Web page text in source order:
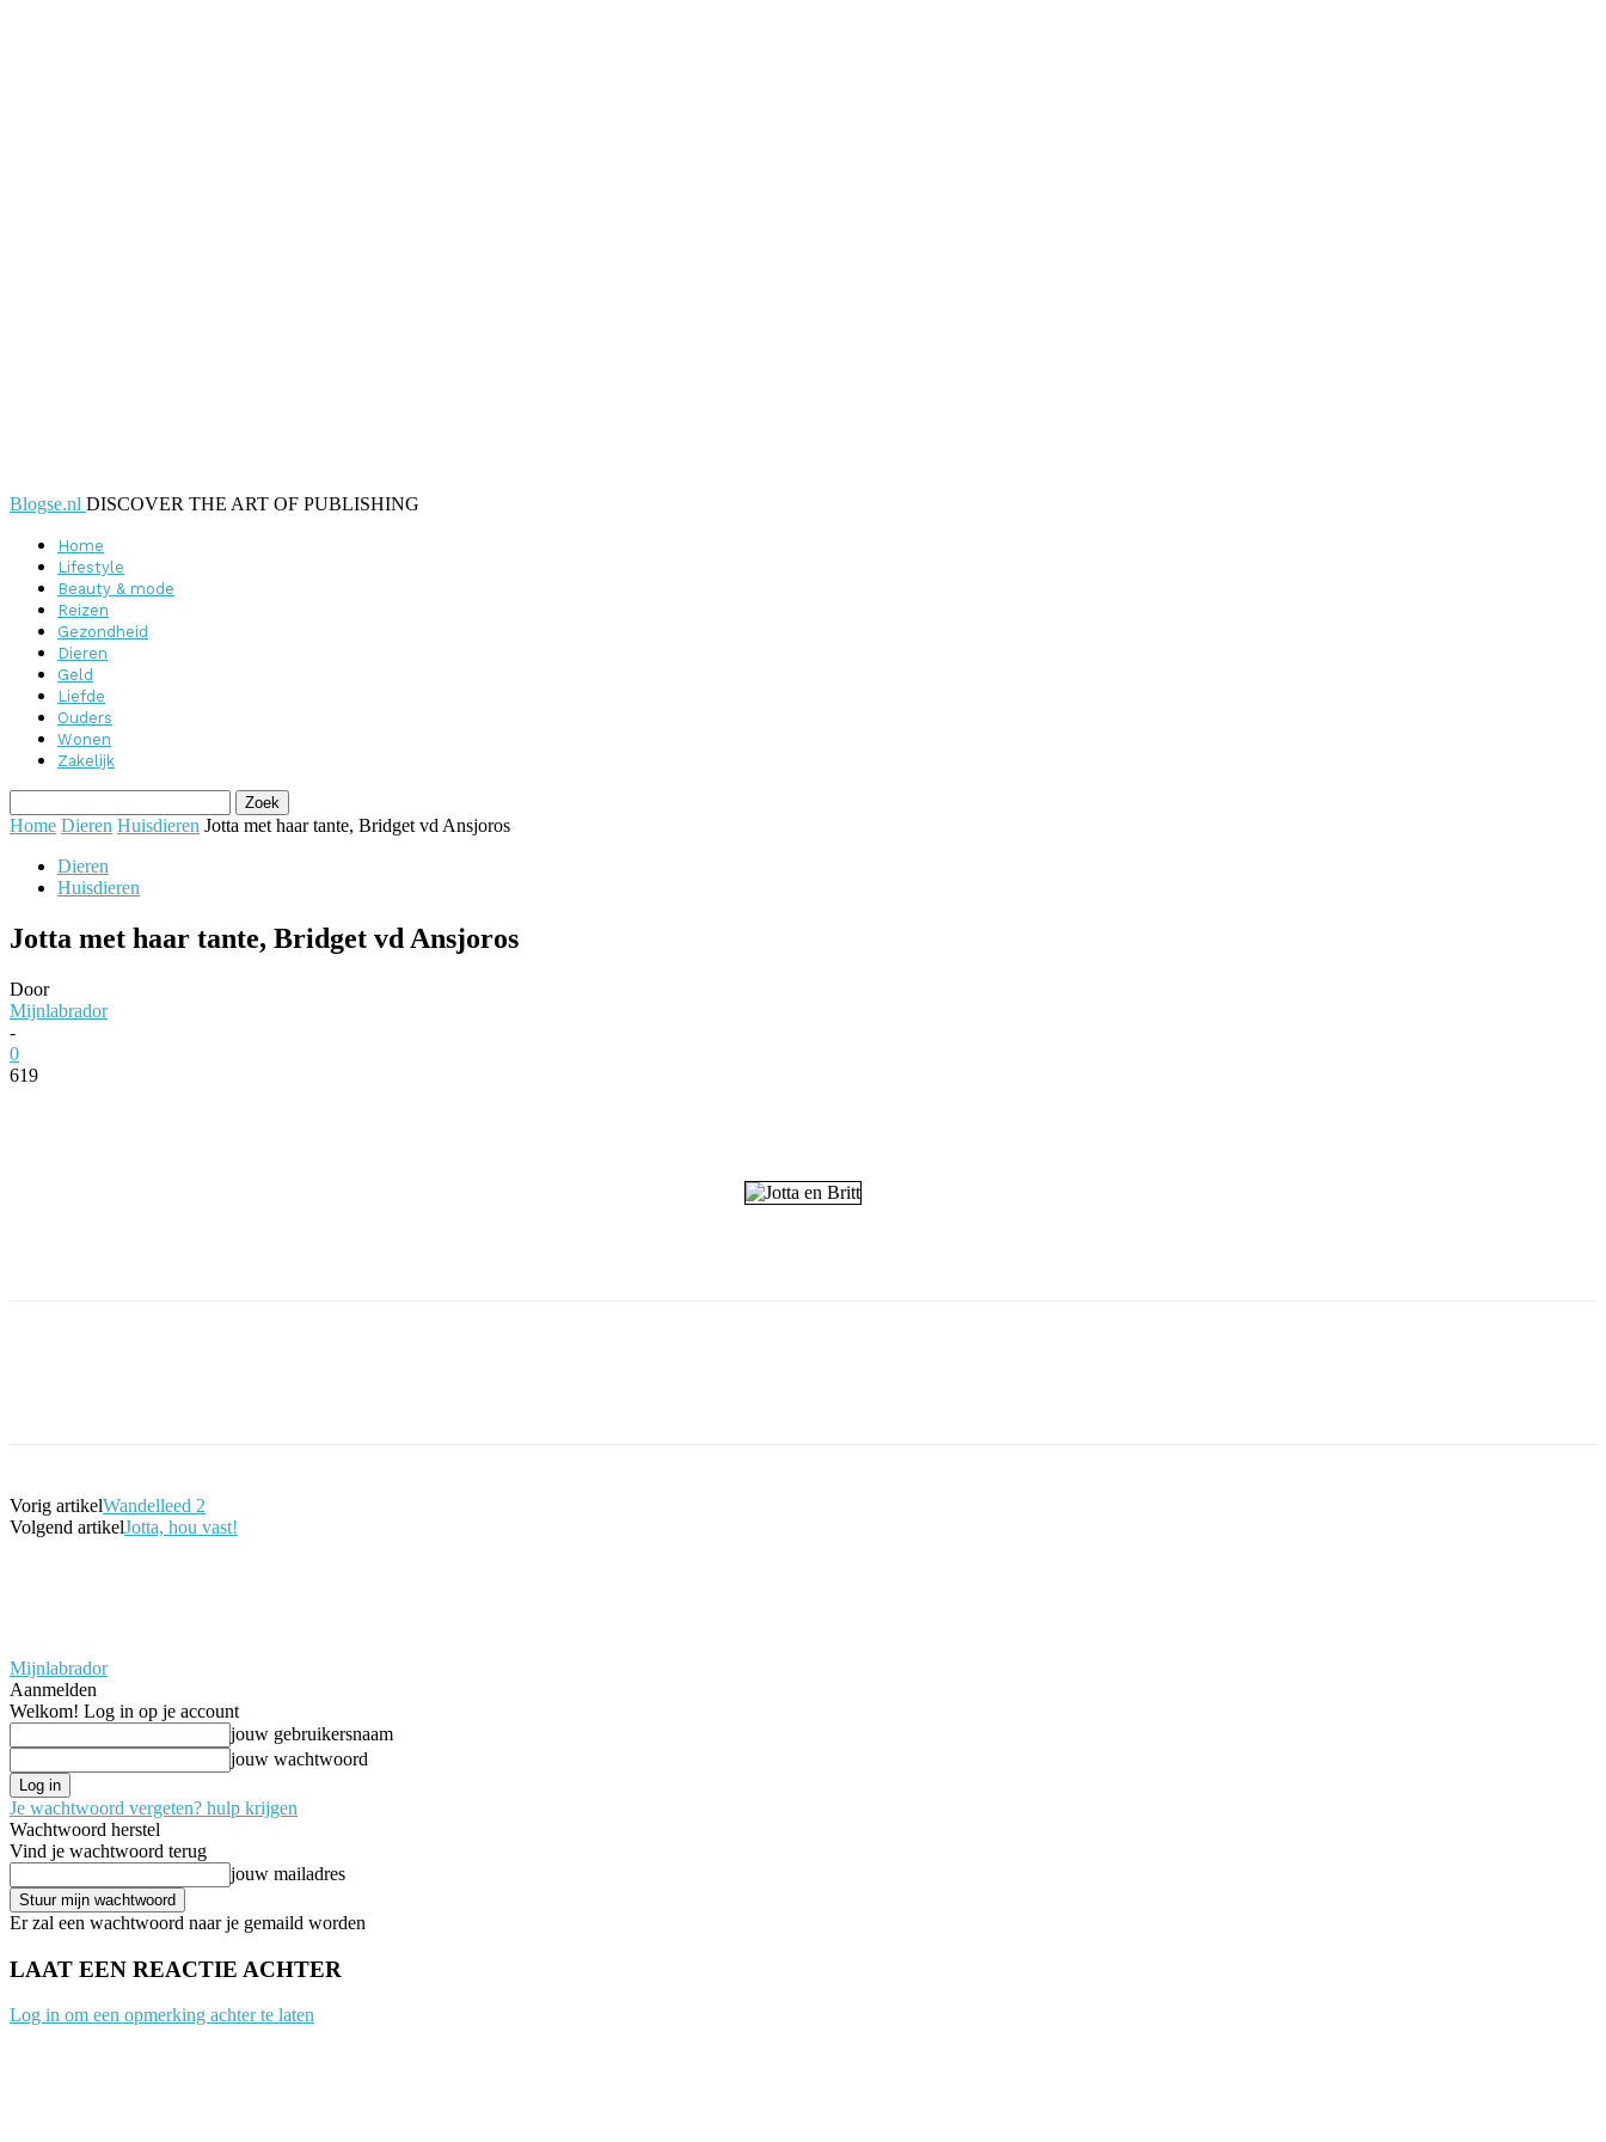
Blogse.nl DISCOVER THE ART OF PUBLISHING
Home
Lifestyle
Beauty & mode
Reizen
Gezondheid
Dieren
Geld
Liefde
Ouders
Wonen
Zakelijk
Home Dieren Huisdieren Jotta met haar tante, Bridget vd Ansjoros
Dieren
Huisdieren
Jotta met haar tante, Bridget vd Ansjoros
Door
Mijnlabrador
-
0
619
Vorig artikelWandelleed 2
Volgend artikelJotta, hou vast!
Mijnlabrador
Aanmelden
Welkom! Log in op je account
jouw gebruikersnaam
jouw wachtwoord
Je wachtwoord vergeten? hulp krijgen
Wachtwoord herstel
Vind je wachtwoord terug
jouw mailadres
Er zal een wachtwoord naar je gemaild worden
LAAT EEN REACTIE ACHTER
Log in om een opmerking achter te laten